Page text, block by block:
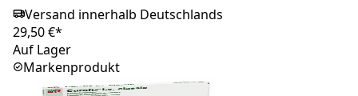
Versand innerhalb Deutschlands
29,50 €*
Auf Lager
Markenprodukt